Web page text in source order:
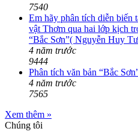
7540
Em hãy phân tích diễn biến
vật Thơm qua hai lớp kịch
“Bắc Sơn”( Nguyễn Huy
4 năm trước
9444
Phân tích văn bản “Bắc
4 năm trước
7565
Xem thêm »
Chúng tôi